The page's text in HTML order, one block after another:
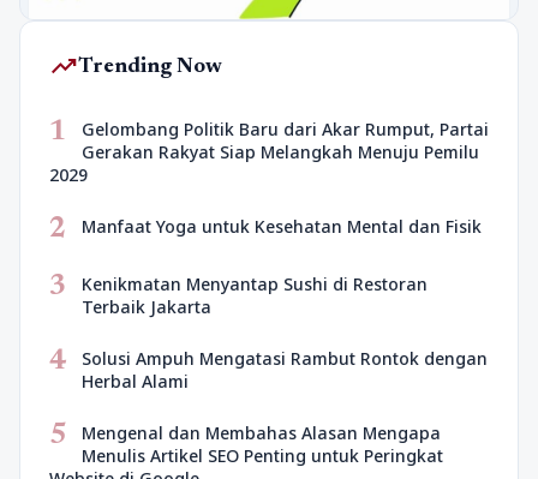
trending_upTrending Now
1
Gelombang Politik Baru dari Akar Rumput, Partai
Gerakan Rakyat Siap Melangkah Menuju Pemilu
2029
2 Manfaat Yoga untuk Kesehatan Mental dan Fisik
3
Kenikmatan Menyantap Sushi di Restoran
Terbaik Jakarta
4
Solusi Ampuh Mengatasi Rambut Rontok dengan
Herbal Alami
5
Mengenal dan Membahas Alasan Mengapa
Menulis Artikel SEO Penting untuk Peringkat